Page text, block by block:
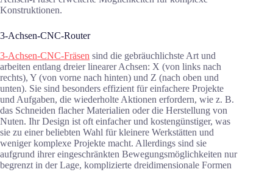
Konstruktionen.
3-Achsen-CNC-Router
3-Achsen-CNC-Fräsen sind die gebräuchlichste Art und
arbeiten entlang dreier linearer Achsen: X (von links nach
rechts), Y (von vorne nach hinten) und Z (nach oben und
unten). Sie sind besonders effizient für einfachere Projekte
und Aufgaben, die wiederholte Aktionen erfordern, wie z. B.
das Schneiden flacher Materialien oder die Herstellung von
Nuten. Ihr Design ist oft einfacher und kostengünstiger, was
sie zu einer beliebten Wahl für kleinere Werkstätten und
weniger komplexe Projekte macht. Allerdings sind sie
aufgrund ihrer eingeschränkten Bewegungsmöglichkeiten nur
begrenzt in der Lage, komplizierte dreidimensionale Formen